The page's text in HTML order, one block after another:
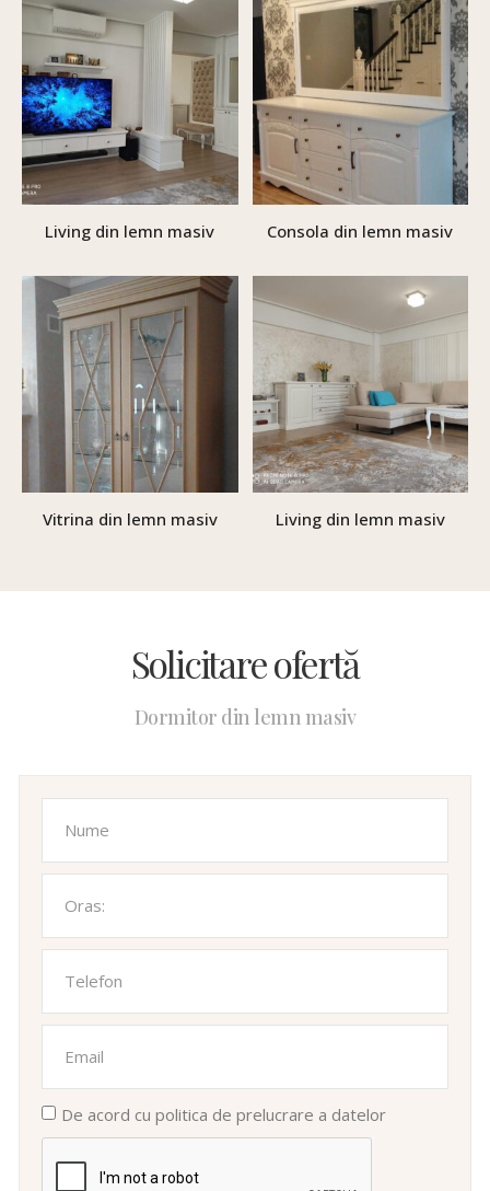
Living din lemn masiv Consola din lemn masiv
Vitrina din lemn masiv Living din lemn masiv
Solicitare ofertă
Dormitor din lemn masiv
De acord cu politica de prelucrare a datelor